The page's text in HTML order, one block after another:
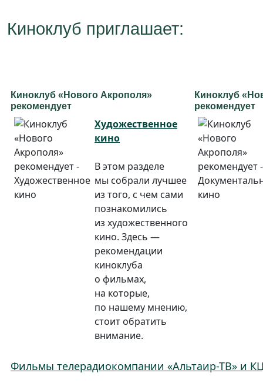
Киноклуб приглашает:
Киноклуб «Нового Акрополя»
рекомендует
Художественное
кино
В этом разделе
мы собрали лучшее
из того, с чем сами
познакомились
из художественного
кино. Здесь —
рекомендации
киноклуба
о фильмах,
на которые,
по нашему мнению,
стоит обратить
внимание.
Киноклуб
рекомендует
Фильмы телерадиокомпании «Альтаир-ТВ» и